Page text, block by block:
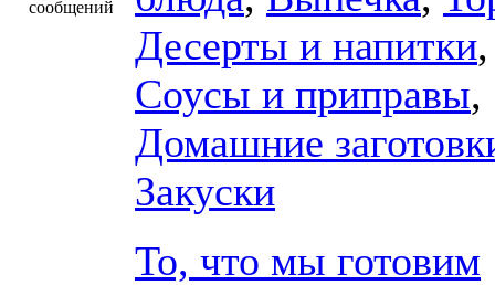
Десерты и напитки,
Соусы и приправы,
Домашние
Закуски
То, что мы готовим